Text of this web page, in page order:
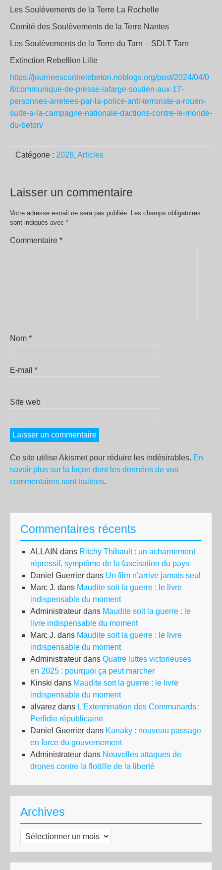
Les Soulèvements de la Terre La Rochelle
Comité des Soulèvements de la Terre Nantes
Les Soulèvements de la Terre du Tarn – SDLT Tarn
Extinction Rebellion Lille
https://journeescontrelebeton.noblogs.org/post/2024/04/0
8/communique-de-presse-lafarge-soutien-aux-17-
personnes-arretees-par-la-police-anti-terroriste-a-rouen-
suite-a-la-campagne-nationale-dactions-contre-le-monde-
du-beton/
Catégorie : 2026, Articles
Laisser un commentaire
Votre adresse e-mail ne sera pas publiée. Les champs obligatoires
sont indiqués avec *
Commentaire *
Nom *
E-mail *
Site web
Ce site utilise Akismet pour réduire les indésirables. En
savoir plus sur la façon dont les données de vos
commentaires sont traitées.
Commentaires récents
ALLAIN dans Ritchy Thibault : un acharnement
répressif, symptôme de la fascisation du pays
Daniel Guerrier dans Un film n’arrive jamais seul
Marc J. dans Maudite soit la guerre : le livre
indispensable du moment
Administrateur dans Maudite soit la guerre : le
livre indispensable du moment
Marc J. dans Maudite soit la guerre : le livre
indispensable du moment
Administrateur dans Quatre luttes victorieuses
en 2025 : pourquoi ça peut marcher
Kinski dans Maudite soit la guerre : le livre
indispensable du moment
alvarez dans L’Extermination des Communards :
Perfidie républicaine
Daniel Guerrier dans Kanaky : nouveau passage
en force du gouvernement
Administrateur dans Nouvelles attaques de
drones contre la flottille de la liberté
Archives
Archives